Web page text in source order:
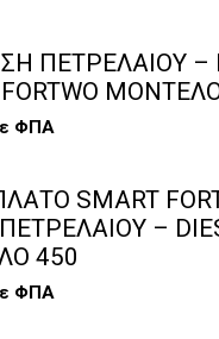
ΠΕΤΡΕΛΑΙΟΥ –
FORTWO
ΦΠΑ
SMART
–
450
ΦΠΑ